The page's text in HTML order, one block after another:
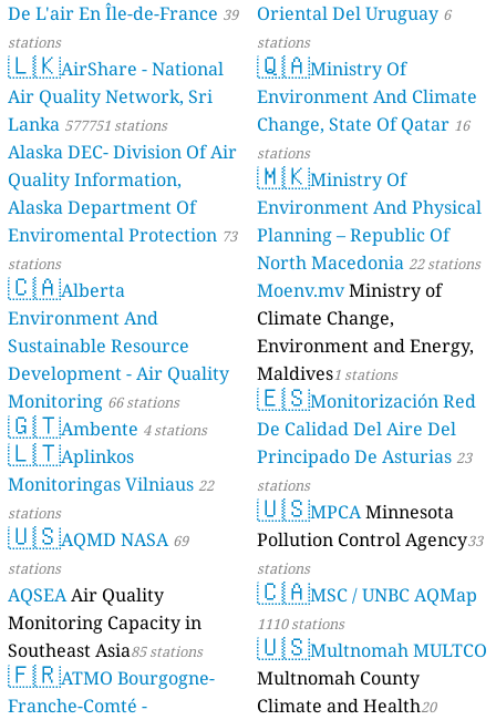
De L'air En Île-de-France 39
stations
🇱🇰AirShare - National
Air Quality Network, Sri
Lanka 577751 stations
Alaska DEC- Division Of Air
Quality Information,
Alaska Department Of
Enviromental Protection 73
stations
🇨🇦Alberta
Environment And
Sustainable Resource
Development - Air Quality
Monitoring 66 stations
🇬🇹Ambente 4 stations
🇱🇹Aplinkos
Monitoringas Vilniaus 22
stations
🇺🇸AQMD NASA 69
stations
AQSEAAir Quality
Monitoring Capacity in
Southeast Asia85 stations
🇫🇷ATMO Bourgogne-
Franche-Comté -
Oriental Del Uruguay 6
stations
🇶🇦Ministry Of
Environment And Climate
Change, State Of Qatar 16
stations
🇲🇰Ministry Of
Environment And Physical
Planning – Republic Of
North Macedonia 22 stations
Moenv.mvMinistry of
Climate Change,
Environment and Energy,
Maldives1 stations
🇪🇸Monitorización Red
De Calidad Del Aire Del
Principado De Asturias 23
stations
🇺🇸MPCAMinnesota
Pollution Control Agency33
stations
🇨🇦MSC / UNBC AQMap
1110 stations
🇺🇸Multnomah MULTCO
Multnomah County
Climate and Health20